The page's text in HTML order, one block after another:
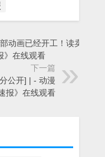
动画已经开工！读卖新闻
》在线观看
下一篇
公开] | - 动漫
报》在线观看